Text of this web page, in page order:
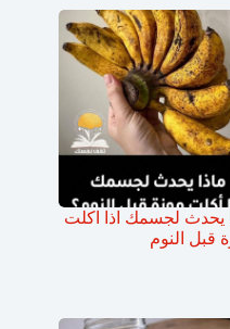
يحدث لجسمك اذا اكلت
قبل النوم